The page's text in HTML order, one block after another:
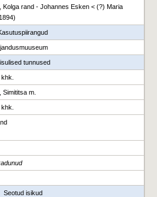
Kolga rand - Johannes Esken < (?) Maria
tunnused
Simititsa m.
Seotud isikud